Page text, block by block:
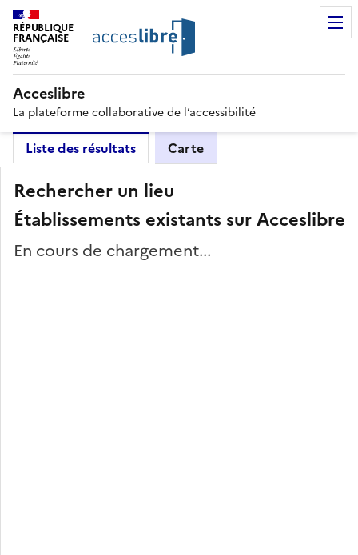
RÉPUBLIQUE
FRANÇAISE
Acceslibre
La plateforme collaborative de l’accessibilité
Liste des résultats Carte
Rechercher un lieu
Établissements existants sur Acceslibre
En cours de chargement...